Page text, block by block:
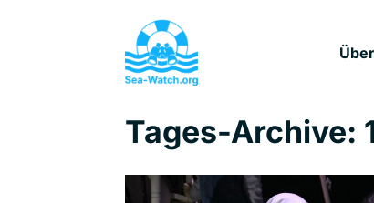
Tages-Archive: